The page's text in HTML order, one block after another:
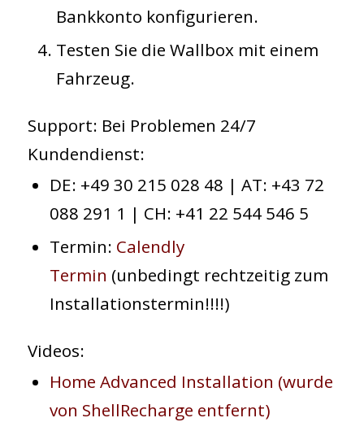
Bankkonto konfigurieren.
Testen Sie die Wallbox mit einem
Fahrzeug.
Support: Bei Problemen 24/7
Kundendienst:
DE: +49 30 215 028 48 | AT: +43 72
088 291 1 | CH: +41 22 544 546 5
Termin: Calendly
Termin (unbedingt rechtzeitig zum
Installationstermin!!!!)
Videos:
Home Advanced Installation (wurde
von ShellRecharge entfernt)